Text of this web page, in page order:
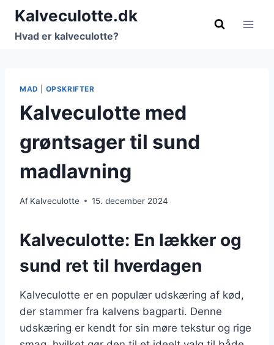
Fortsæt
indhold
Kalveculotte.dk
Hvad er kalveculotte?
MAD OPSKRIFTER
Kalveculotte med
grøntsager til sund
madlavning
Af Kalveculotte 15. december 2024
Kalveculotte: En lækker og
sund ret til hverdagen
Kalveculotte er en populær udskæring af kød,
der stammer fra kalvens bagparti. Denne
udskæring er kendt for sin møre tekstur og rige